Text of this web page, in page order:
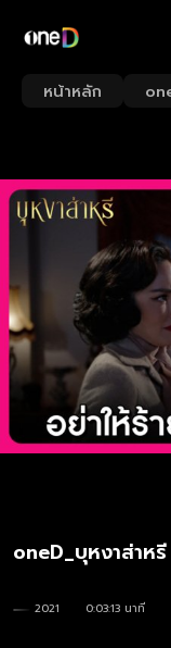
หน้าหลัก
oneD_บุหงาส่าห
2021
0:03:13 นาที